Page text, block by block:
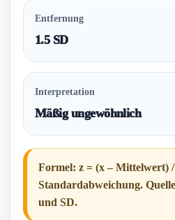
Entfernung
1.5 SD
Interpretation
Mäßig ungewöhnlich
Formel: z = (x – Mittelwert) /
Standardabweichung.
und SD.